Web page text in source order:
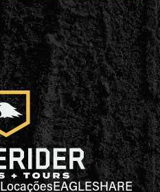
LocaçõesEAGLESHARE